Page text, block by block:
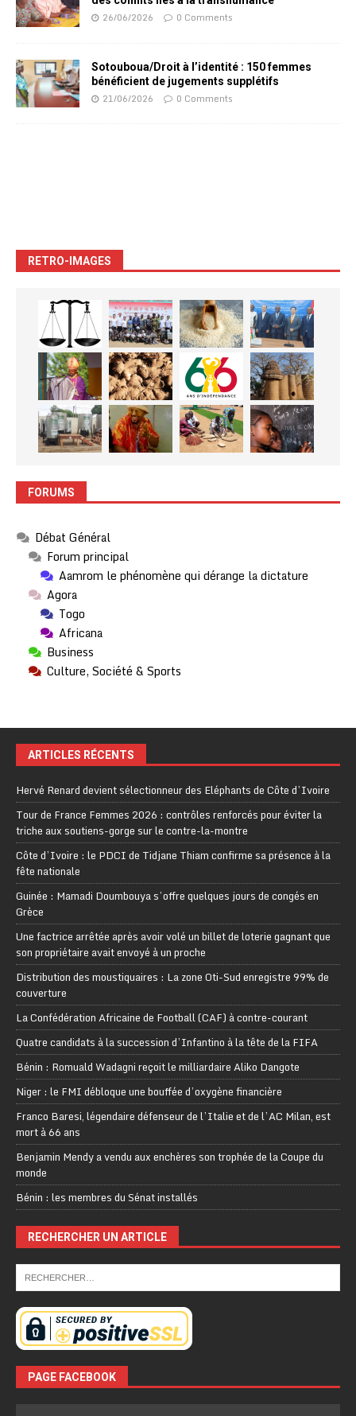
26/06/2026 0 Comments
Sotouboua/Droit à l’identité : 150 femmes
bénéficient de jugements supplétifs
21/06/2026 0 Comments
RETRO-IMAGES
FORUMS
Débat Général
Forum principal
Aamrom le phénomène qui dérange la dictature
Agora
Togo
Africana
Business
Culture, Société & Sports
ARTICLES RÉCENTS
Hervé Renard devient sélectionneur des Eléphants de Côte d’Ivoire
Tour de France Femmes 2026 : contrôles renforcés pour éviter la
triche aux soutiens-gorge sur le contre-la-montre
Côte d’Ivoire : le PDCI de Tidjane Thiam confirme sa présence à la
fête nationale
Guinée : Mamadi Doumbouya s’offre quelques jours de congés en
Grèce
Une factrice arrêtée après avoir volé un billet de loterie gagnant que
son propriétaire avait envoyé à un proche
Distribution des moustiquaires : La zone Oti-Sud enregistre 99% de
couverture
La Confédération Africaine de Football (CAF) à contre-courant
Quatre candidats à la succession d’Infantino à la tête de la FIFA
Bénin : Romuald Wadagni reçoit le milliardaire Aliko Dangote
Niger : le FMI débloque une bouffée d’oxygène financière
Franco Baresi, légendaire défenseur de l’Italie et de l’AC Milan, est
mort à 66 ans
Benjamin Mendy a vendu aux enchères son trophée de la Coupe du
monde
Bénin : les membres du Sénat installés
RECHERCHER UN ARTICLE
PAGE FACEBOOK